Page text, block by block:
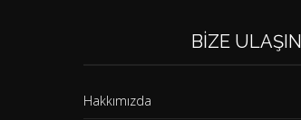
BIZE ULAŞIN
Hakkımızda